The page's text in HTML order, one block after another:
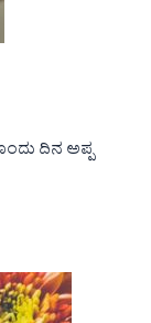
ದಿನ ಅಪ್ಪ